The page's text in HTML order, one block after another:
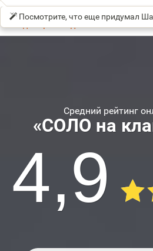
SOLO TUTOR
Средний рейтинг
«СОЛО на
4,9
Посмотрите, что еще придумал